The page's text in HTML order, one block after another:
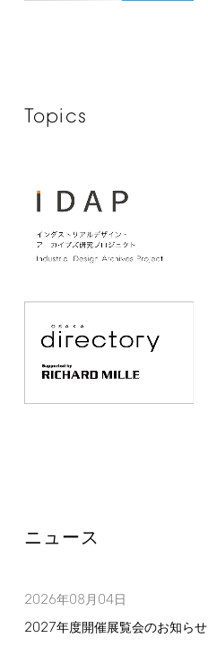
Topics
ニュース
2026年08月 04日
2027年度開催展覧会のお知らせ